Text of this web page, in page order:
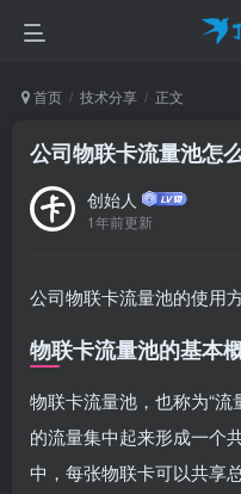
首页 技术分享 正文
公司物联卡流量池怎
创始人
1年前更新
公司物联卡流量池的使用
物联卡流量池的基本
物联卡流量池，也称为“
的流量集中起来形成一个
中，每张物联卡可以共享